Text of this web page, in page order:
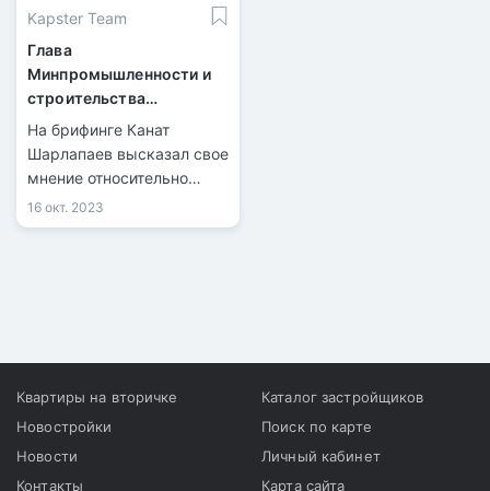
Kapster Team
Глава
Минпромышленности и
строительства
прокомментировал
проблему точечной
На брифинге Канат
Шарлапаев высказал свое
мнение относительно
критики со стороны
депутата, Андрея Лукина,
16 окт. 2023
Квартиры на вторичке
Новостройки
Новости
Контакты
Каталог застройщиков
Поиск по карте
Личный кабинет
Карта сайта